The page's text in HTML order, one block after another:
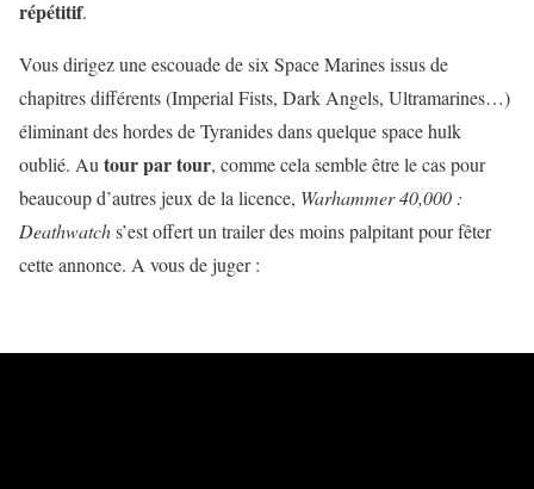
répétitif.
Vous dirigez une escouade de six Space Marines issus de
chapitres différents (Imperial Fists, Dark Angels, Ultramarines…)
éliminant des hordes de Tyranides dans quelque space hulk
oublié. Autour par tour, comme cela semble être le cas pour
beaucoup d’autres jeux de la licence, Warhammer 40,000 :
Deathwatchs’est offert un trailer des moins palpitant pour fêter
cette annonce. A vous de juger :